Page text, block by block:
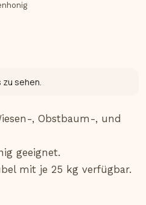
zu sehen.
, Obstbaum-, und
geeignet.
mit je 25 kg verfügbar.